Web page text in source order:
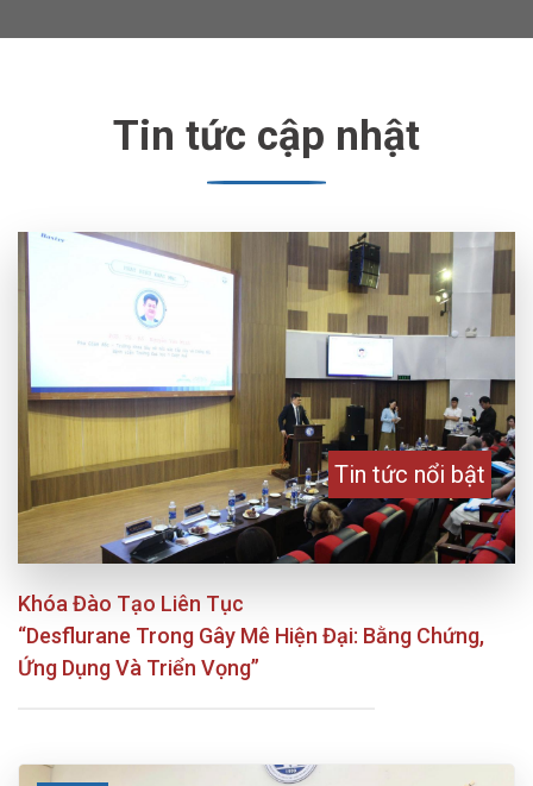
Tin tức cập nhật
Tin tức nổi bật
Khóa Đào Tạo Liên Tục
“Desflurane Trong Gây Mê Hiện Đại: Bằng Chứng,
Ứng Dụng Và Triển Vọng”